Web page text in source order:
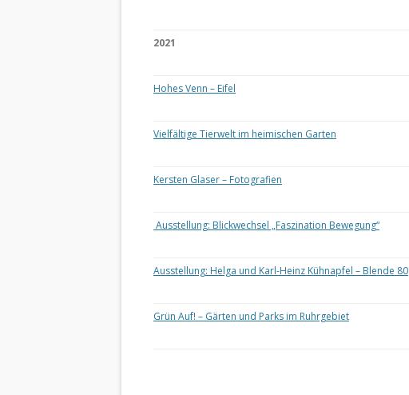
2021
Hohes Venn – Eifel
Vielfältige Tierwelt im heimischen Garten
Kersten Glaser – Fotografien
Ausstellung: Blickwechsel „Faszination Bewegung“
Ausstellung: Helga und Karl-Heinz Kühnapfel – Blende 80
Grün Auf! – Gärten und Parks im Ruhrgebiet